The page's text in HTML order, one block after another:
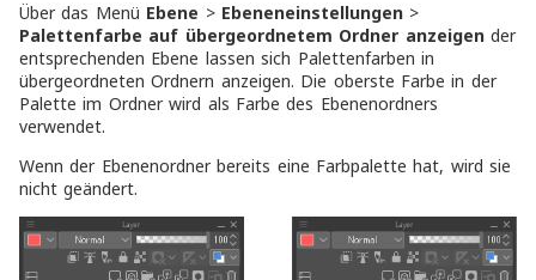
Über das Menü Ebene > Ebeneneinstellungen >
Palettenfarbe auf übergeordnetem Ordner anzeigender
entsprechenden Ebene lassen sich Palettenfarben in
übergeordneten Ordnern anzeigen. Die oberste Farbe in der
Palette im Ordner wird als Farbe des Ebenenordners
verwendet.
Wenn der Ebenenordner bereits eine Farbpalette hat, wird sie
nicht geändert.